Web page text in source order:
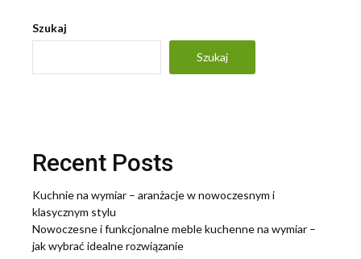
Szukaj
Szukaj
Recent Posts
Kuchnie na wymiar – aranżacje w nowoczesnym i
klasycznym stylu
Nowoczesne i funkcjonalne meble kuchenne na wymiar –
jak wybrać idealne rozwiązanie